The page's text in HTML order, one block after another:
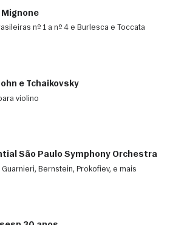
Mignone
nº 1 a nº 4 e Burlesca e Toccata
e Tchaikovsky
violino
São Paulo Symphony Orchestra
Bernstein, Prokofiev, e mais